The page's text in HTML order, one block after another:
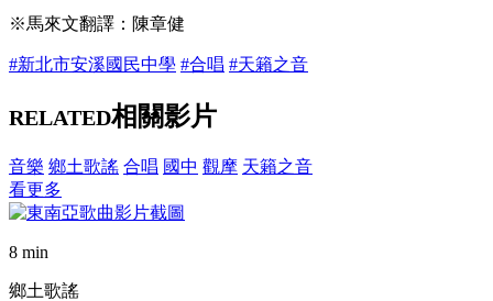
※馬來文翻譯：陳章健
#新北市安溪國民中學 #合唱 #天籟之音
RELATED相關影片
音樂 鄉土歌謠 合唱 國中 觀摩 天籟之音
看更多
8 min
鄉土歌謠